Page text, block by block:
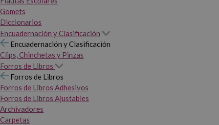
Gomets
Diccionarios
Encuadernación y Clasificación
Encuadernación y Clasificación
Clips, Chinchetas y Pinzas
Forros de Libros
Forros de Libros
Forros de Libros Adhesivos
Forros de Libros Ajustables
Archivadores
Carpetas